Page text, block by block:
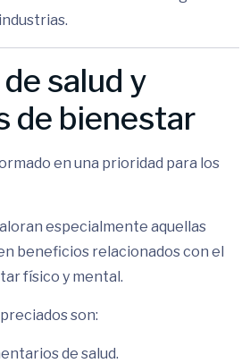
salud y
de bienestar
en una prioridad para los
especialmente aquellas
beneficios relacionados con el
físico y mental.
son:
de salud.